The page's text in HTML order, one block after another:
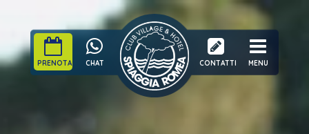
PRENOTA CHAT CONTATTI MENU